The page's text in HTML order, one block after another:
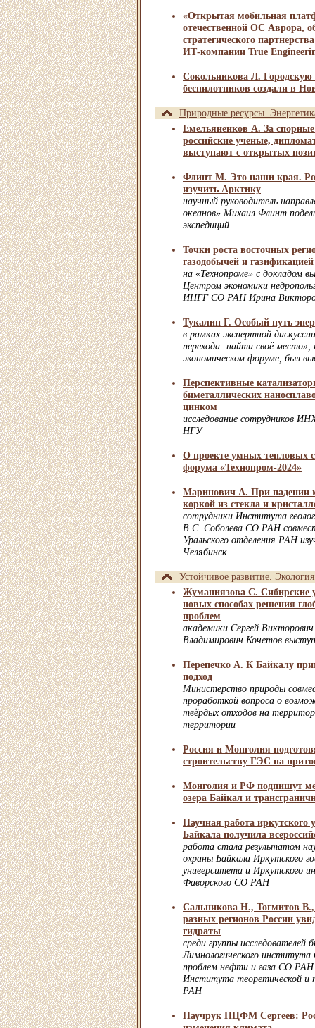
«Открытая мобильная
отечественной ОС Аврора,
стратегического
ИТ-компании True
Сокольникова Л. Городскую
беспилотников создали в
Природные ресурсы.
Емельяненков А. За
российские ученые,
выступают с открытых
Флинт М. Это наши края.
изучить Арктику
научный руководитель
океанов» Михаил Флинт
экспедиций
Точки роста восточных
газодобычей и газификацией
на «Технопроме» с докладом
Центром экономики
ИНГГ СО РАН Ирина
Тукалин Г. Особый путь
в рамках экспертной
перехода: найти своё
экономическом форуме, был
Перспективные
биметаллических
цинком
исследование
НГУ
О проекте умных тепловых
форума «Технопром-2024»
Маринович А. При падении
коркой из стекла и
сотрудники Института
В.С. Соболева СО РАН
Уральского отделения РАН
Челябинск
Устойчивое развитие. Экология
Жуманиязова С. Сибирские
новых способах решения
проблем
академики Сергей
Владимирович Кочетов
Перепечко А. К Байкалу
подход
Министерство природы
проработкой вопроса о
твёрдых отходов на
территории
Россия и Монголия
строительству ГЭС на
Монголия и РФ подпишут
озера Байкал и
Научная работа иркутского
Байкала получила
работа стала результатом
охраны Байкала Иркутского
университета и Иркутского
Фаворского СО РАН
Сальникова Н., Тогмитов
разных регионов России
гидраты
среди группы исследователей
Лимнологического
проблем нефти и газа СО РАН
Института теоретической и
РАН
Научрук НЦФМ Сергеев: